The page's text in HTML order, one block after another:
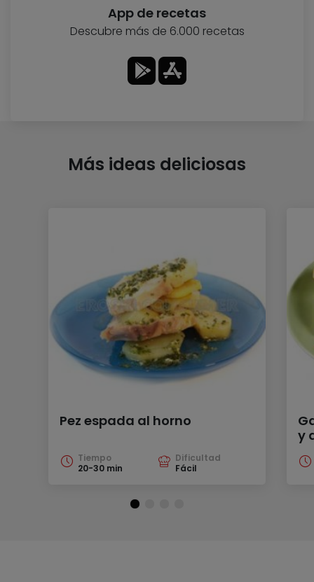
App de recetas
Descubre más de 6.000 recetas
Más ideas deliciosas
Pez espada al horno
Tiempo
20-30 min
Dificultad
Fácil
y